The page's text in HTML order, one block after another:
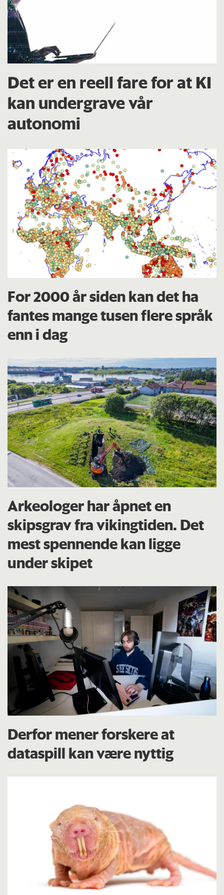
Det er en reell fare for at KI
kan undergrave vår
autonomi
For 2000 år siden kan det ha
fantes mange tusen flere språk
enn i dag
Arkeologer har åpnet en
skipsgrav fra vikingtiden. Det
mest spennende kan ligge
under skipet
Derfor mener forskere at
dataspill kan være nyttig